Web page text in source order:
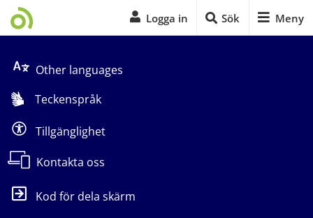
Logga in Sök Meny
Other languages
Teckenspråk
Tillgänglighet
Kontakta oss
Kod för dela skärm